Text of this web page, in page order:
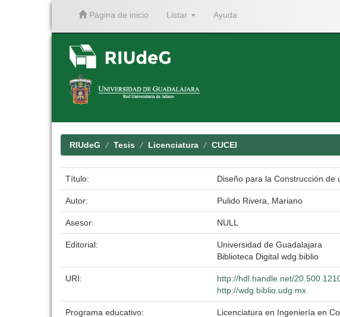
Página de inicio Listar Ayuda
RIUdeG Tesis Licenciatura CUCEI
Título: Diseño para la Construcción de
Autor: Pulido Rivera, Mariano
Asesor: NULL
Editorial:
Universidad de Guadalajara
Biblioteca Digital wdg.biblio
URI:
http://hdl.handle.net/
http://wdg.biblio.udg.mx
Programa educativo: Licenciatura en Ingeniería en